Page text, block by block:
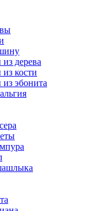
дерева
кости
эбонита